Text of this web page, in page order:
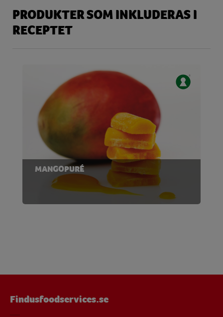
PRODUKTER SOM INKLUDERAS I
RECEPTET
MANGOPURÉ
Findusfoodservices.se